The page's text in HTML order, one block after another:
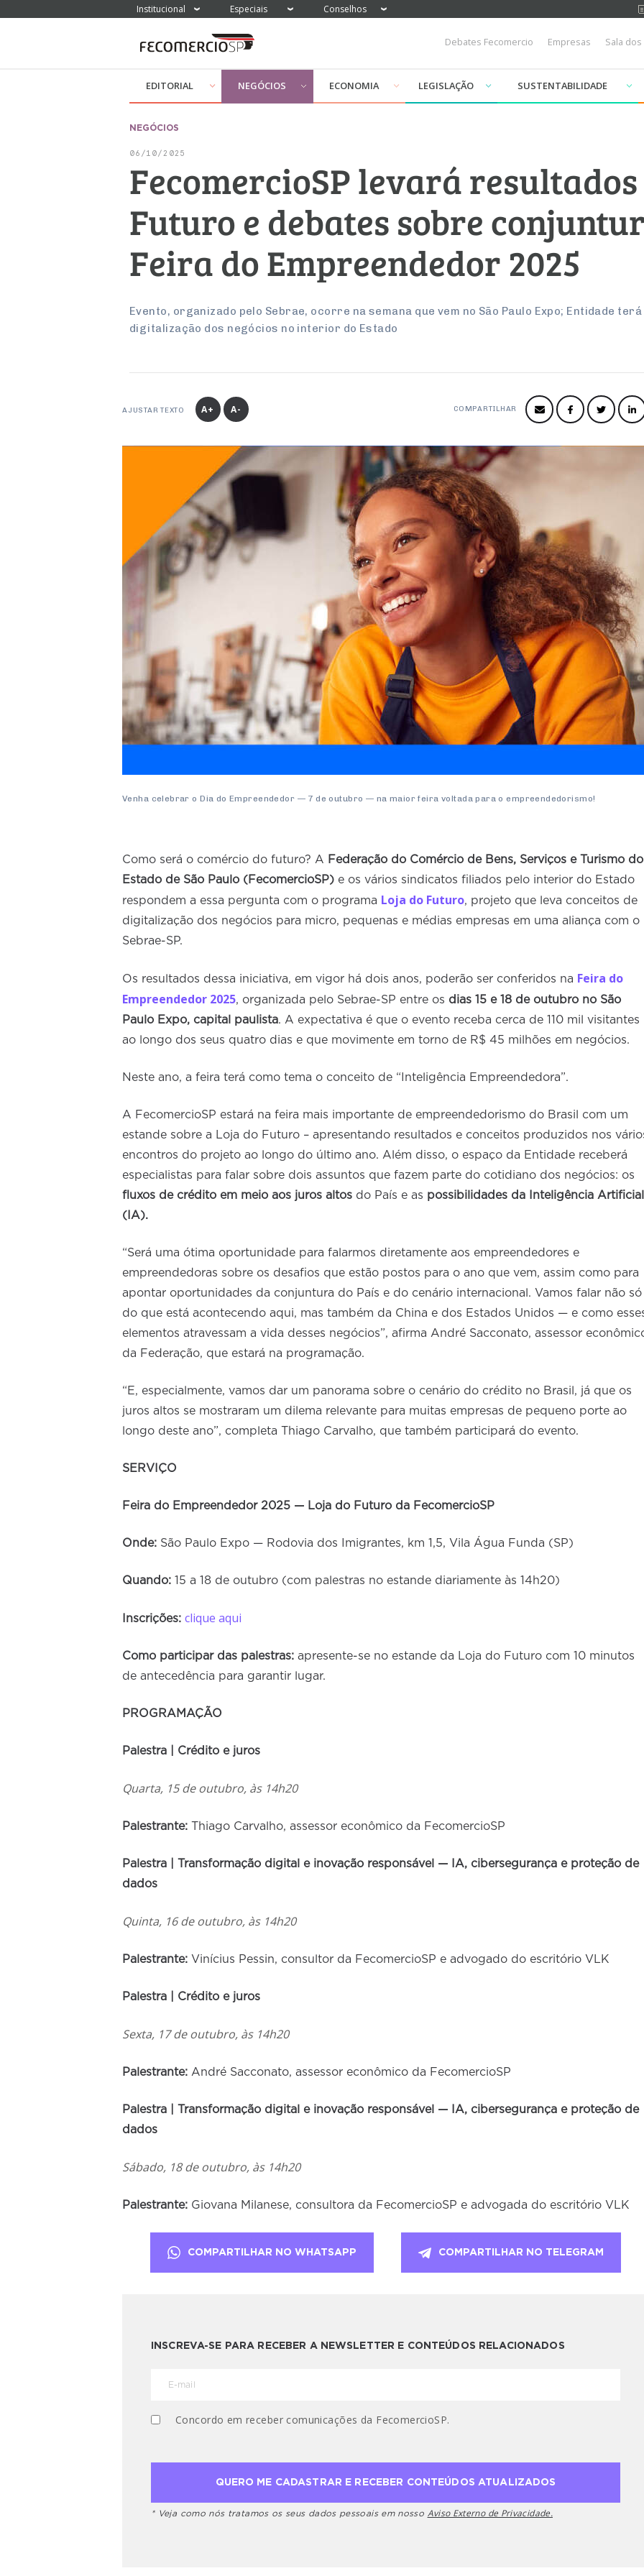
Institucional Especiais Conselhos
Debates Fecomercio Empresas Sala
EDITORIAL NEGÓCIOS ECONOMIA LEGISLAÇÃO SUSTENTABILIDADE
NEGÓCIOS
06/10/2025
FecomercioSP levará
Futuro e debates sobre
Feira do Empreendedor 2025
Evento, organizado pelo Sebrae, ocorre na semana que vem no São Paulo Expo; Entidade
digitalização dos negócios no interior do Estado
AJUSTAR TEXTO A+ A- COMPARTILHAR
Venha celebrar o Dia do Empreendedor — 7 de outubro — na maior feira voltada para o empreendedorismo!
Como será o comércio do futuro? A Federação do Comércio de Bens, Serviços e Turismo do
Estado de São Paulo (FecomercioSP) e os vários sindicatos filiados pelo interior do Estado
respondem a essa pergunta com o programa Loja do Futuro, projeto que leva conceitos de
digitalização dos negócios para micro, pequenas e médias empresas em uma aliança com o
Sebrae-SP.
Os resultados dessa iniciativa, em vigor há dois anos, poderão ser conferidos na Feira do
Empreendedor 2025, organizada pelo Sebrae-SP entre os dias 15 e 18 de outubro no São
Paulo Expo, capital paulista. A expectativa é que o evento receba cerca de 110 mil visitantes
ao longo dos seus quatro dias e que movimente em torno de R$ 45 milhões em negócios.
Neste ano, a feira terá como tema o conceito de “Inteligência Empreendedora”.
A FecomercioSP estará na feira mais importante de empreendedorismo do Brasil com um
estande sobre a Loja do Futuro – apresentando resultados e conceitos produzidos nos
encontros do projeto ao longo do último ano. Além disso, o espaço da Entidade receberá
especialistas para falar sobre dois assuntos que fazem parte do cotidiano dos negócios: os
fluxos de crédito em meio aos juros altos do País e as possibilidades da Inteligência Artificial
(IA).
“Será uma ótima oportunidade para falarmos diretamente aos empreendedores e
empreendedoras sobre os desafios que estão postos para o ano que vem, assim como para
apontar oportunidades da conjuntura do País e do cenário internacional. Vamos falar não só
do que está acontecendo aqui, mas também da China e dos Estados Unidos — e como
elementos atravessam a vida desses negócios”, afirma André Sacconato, assessor
da Federação, que estará na programação.
“E, especialmente, vamos dar um panorama sobre o cenário do crédito no Brasil, já que os
juros altos se mostraram um dilema relevante para muitas empresas de pequeno porte ao
longo deste ano”, completa Thiago Carvalho, que também participará do evento.
SERVIÇO
Feira do Empreendedor 2025 — Loja do Futuro da FecomercioSP
Onde: São Paulo Expo — Rodovia dos Imigrantes, km 1,5, Vila Água Funda (SP)
Quando: 15 a 18 de outubro (com palestras no estande diariamente às 14h20)
Inscrições: clique aqui
Como participar das palestras: apresente-se no estande da Loja do Futuro com 10 minutos
de antecedência para garantir lugar.
PROGRAMAÇÃO
Palestra | Crédito e juros
Quarta, 15 de outubro, às 14h20
Palestrante: Thiago Carvalho, assessor econômico da FecomercioSP
Palestra | Transformação digital e inovação responsável — IA, cibersegurança e proteção de
dados
Quinta, 16 de outubro, às 14h20
Palestrante: Vinícius Pessin, consultor da FecomercioSP e advogado do escritório VLK
Palestra | Crédito e juros
Sexta, 17 de outubro, às 14h20
Palestrante: André Sacconato, assessor econômico da FecomercioSP
Palestra | Transformação digital e inovação responsável — IA, cibersegurança e proteção de
dados
Sábado, 18 de outubro, às 14h20
Palestrante: Giovana Milanese, consultora da FecomercioSP e advogada do escritório VLK
COMPARTILHAR NO WHATSAPP COMPARTILHAR NO TELEGRAM
INSCREVA-SE PARA RECEBER A NEWSLETTER E CONTEÚDOS RELACIONADOS
Concordo em receber comunicações da FecomercioSP.
* Veja como nós tratamos os seus dados pessoais em nosso Aviso Externo de Privacidade.